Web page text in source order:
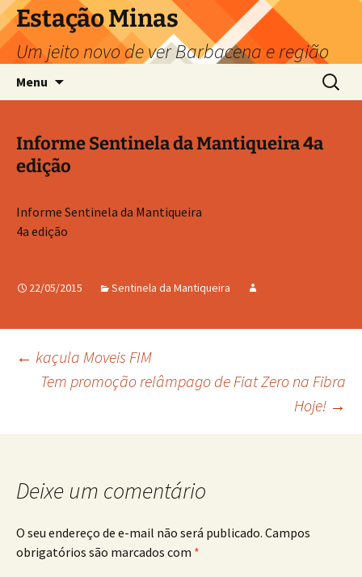
Pular
para
o
conteúdo
Estação Minas
Um jeito novo de ver Barbacena e região
Menu
por:
Informe Sentinela da Mantiqueira 4a
edição
Informe Sentinela da Mantiqueira
4a edição
22/05/2015 Sentinela da Mantiqueira
Navegação
← kaçula Moveis FIM
Tem promoção relâmpago de Fiat Zero na Fibra
Hoje! →
Deixe um comentário
O seu endereço de e-mail não será publicado. Campos
obrigatórios são marcados com *